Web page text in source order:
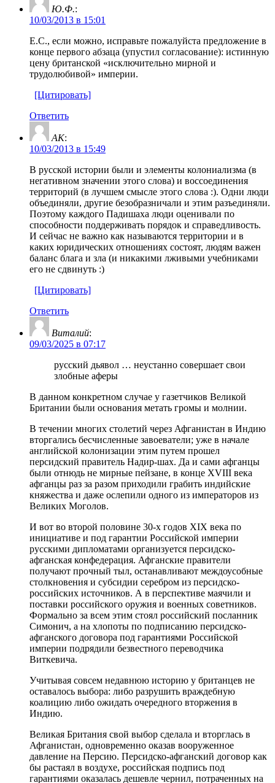
Ю.Ф.:
10/03/2013 в 15:01
Е.С., если можно, исправьте пожалуйста предложение в
конце первого абзаца (упустил согласование): истинную
цену британской «исключительно мирной и
трудолюбивой» империи.
[Цитировать]
Ответить
AK:
10/03/2013 в 15:49
В русской истории были и элементы колониализма (в
негативном значении этого слова) и воссоединения
территорий (в лучшем смысле этого слова :). Одни люди
объединяли, другие безобразничали и этим разъединяли.
Поэтому каждого Падишаха люди оценивали по
способности поддерживать порядок и справедливость.
И сейчас не важно как называются территории и в
каких юридических отношениях состоят, людям важен
баланс блага и зла (и никакими лживыми учебниками
его не сдвинуть :)
[Цитировать]
Ответить
Виталий:
09/03/2025 в 07:17
русский дьявол … неустанно совершает свои
злобные аферы
В данном конкретном случае у газетчиков Великой
Британии были основания метать громы и молнии.
В течении многих столетий через Афганистан в Индию
вторгались бесчисленные завоеватели; уже в начале
английской колонизации этим путем прошел
персидский правитель Надир-шах. Да и сами афганцы
были отнюдь не мирные пейзане, в конце XVIII века
афганцы раз за разом приходили грабить индийские
княжества и даже ослепили одного из императоров из
Великих Моголов.
И вот во второй половине 30-х годов XIX века по
инициативе и под гарантии Российской империи
русскими дипломатами организуется персидско-
афганская конфедерация. Афганские правители
получают прочный тыл, останавливают междоусобные
столкновения и субсидии серебром из персидско-
российских источников. А в перспективе маячили и
поставки российского оружия и военных советников.
Формально за всем этим стоял российский посланник
Симонич, а на хлопоты по подписанию персидско-
афганского договора под гарантиями Российской
империи подрядили безвестного переводчика
Виткевича.
Учитывая совсем недавнюю историю у британцев не
оставалось выбора: либо разрушить враждебную
коалицию либо ожидать очередного вторжения в
Индию.
Великая Британия свой выбор сделала и вторглась в
Афганистан, одновременно оказав вооруженное
давление на Персию. Персидско-афганский договор как
бы растаял в воздухе, российская подпись под
гарантиями оказалась дешевле чернил, потраченных на